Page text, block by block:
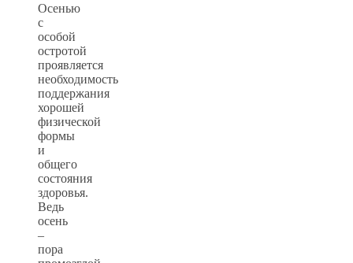
Осенью
с
особой
остротой
проявляется
необходимость
поддержания
хорошей
физической
формы
и
общего
состояния
здоровья.
Ведь
осень
–
пора